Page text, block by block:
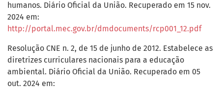
humanos. Diário Oficial da União. Recuperado em 15 nov.
2024 em:
http://portal.mec.gov.br/dmdocuments/rcp001_12.pdf
Resolução CNE n. 2, de 15 de junho de 2012. Estabelece as
diretrizes curriculares nacionais para a educação
ambiental. Diário Oficial da União. Recuperado em 05
out. 2024 em: